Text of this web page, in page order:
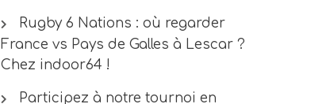
Rugby 6 Nations : où regarder
France vs Pays de Galles à Lescar ?
Chez indoor64 !
Participez à notre tournoi en